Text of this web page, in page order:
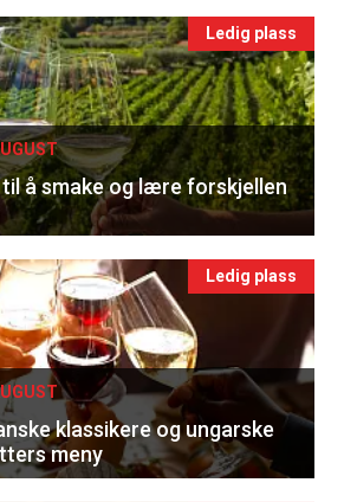
Ledig plass
å smake og lære forskjellen
Ledig plass
klassikere og ungarske
meny